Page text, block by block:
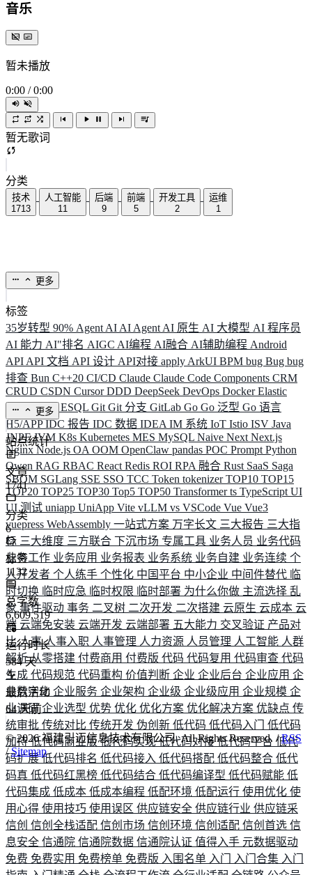
音乐
暂未播放
0:00 / 0:00
暂无歌词
分类
技术
1713
人工智能
11
后端
9
前端
5
开发工具
2
运维
1
更多
标签
35岁转型 90% Agent AI AI Agent AI 原生 AI 大模型 AI 程序员
AI 能力 AI"排名 AIGC AI编程 AI融合 AI辅助编程 Android
API API 文档 API 设计 API对接 apply ArkUI BPM bug Bug bug
排查 Bun C++20 CI/CD Claude Claude Code Components CRM
CRUD CSDN CursorDDD DeepSeek DevOps DockerElastic
ELK ElysiaESQL Git Git 分支 GitLab Go Go 泛型 Go 语言
H5/APPIDC 报告 IDC 数据 IDEA IM 系统 IoT Istio ISV Java
JNPFJVM K8s Kubernetes MES MySQL Naive Next Next.js
NginxNode.js OA OOM OpenClaw pandas POC Prompt Python
Qwen RAG RBAC React Redis ROI RPA 融合 Rust SaaS Saga
SBOM SGLang SSE SSO TCC Token tokenizerTOP10 TOP15
TOP20 TOP25 TOP30 Top5 TOP50 Transformerts TypeScript UI
UI 测试 uniapp UniApp Vite vLLM vs VSCode Vue Vue3
vuepress WebAssembly 一站式方案 万字长文 三大报告 三大指
标 三大维度 三方联合 下沉市场 专属工具 业务人员 业务代码
业务工作 业务应用 业务报表 业务系统 业务自建 业务连续 个
人开发者 个人练手 个性化 中国平台 中小企业 中间件替代 临
时切换 临时应急 临时权限 临时部署 为什么你做 主流选择 乱
象 事件驱动 事务 二叉树 二次开发 二次搭建 云原生 云成本 云
端 云端免安装 云端开发 云端部署 五大能力 交叉验证 产品对
比人事人事入职 人事管理 人力资源 人员管理 人工智能 人群
解析从零搭建 付费商用 付费版 代码 代码复用 代码审查 代码
生成 代码规范 代码重构 价值判断 企业 企业后台 企业应用 企
业数字化 企业服务 企业架构 企业级 企业级应用 企业规模 企
业调研企业选型 优势 优化 优化方案 优化解决方案 优缺点 传
统审批 传统对比 传统开发 伪创新 低代码 低代码入门 低代码
加持低代码商业版低代码实现低代码对接低代码平台 低代
码扩展低代码排名 低代码接入 低代码搭配 低代码整合 低代
码真 低代码红黑榜 低代码结合 低代码编译型 低代码赋能 低
代码集成 低成本 低成本编程 低配环境 低配运行 使用优化 使
用心得 使用技巧 使用误区 供应链安全 供应链行业 供应链采
信创 信创全栈适配 信创市场 信创环境 信创适配 信创首选 信
息安全 信通院 信通院数据 信通院认证 值得入手 元数据驱动
免费 免费实用 免费榜单 免费版 入围名单 入门 入门合集 入门
更多
站点统计
文章
1741
分类
6
标签
1132
总字数
6,609,519
运行时长
584 天
最后活动
64 天前
©2026福建引迈信息技术有限公司. All Rights Reserved. /RSS
/Sitemap